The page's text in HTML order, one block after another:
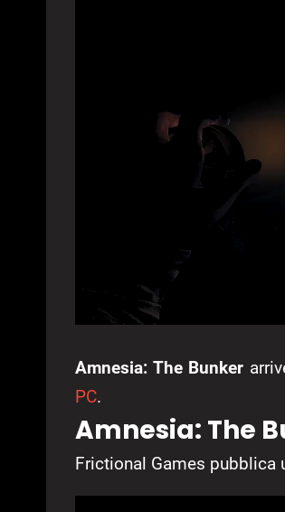
Amnesia: The Bunker
PC.
Amnesia: The
Frictional Games pubblica